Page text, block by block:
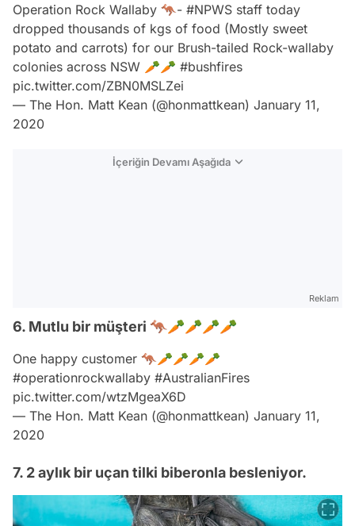
Operation Rock Wallaby 🦘- #NPWS staff today
dropped thousands of kgs of food (Mostly sweet
potato and carrots) for our Brush-tailed Rock-wallaby
colonies across NSW 🥕🥕 #bushfires
pic.twitter.com/ZBN0MSLZei
— The Hon. Matt Kean (@honmattkean) January 11,
2020
İçeriğin Devamı Aşağıda
Reklam
6. Mutlu bir müşteri 🦘🥕🥕🥕🥕
One happy customer 🦘🥕🥕🥕🥕
#operationrockwallaby #AustralianFires
pic.twitter.com/wtzMgeaX6D
— The Hon. Matt Kean (@honmattkean) January 11,
2020
7. 2 aylık bir uçan tilki biberonla besleniyor.